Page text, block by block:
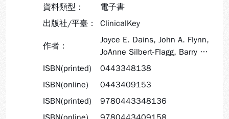
資料類型：
電子書
出版社/平臺：
ClinicalKey
作者：
Joyce E. Dains, John A. Flynn,
JoAnne Silbert-Flagg, Barry S.
Solomon, Rosalyn W. Stewart
ISBN(printed)
0443348138
ISBN(online)
0443409153
ISBN(printed)
9780443348136